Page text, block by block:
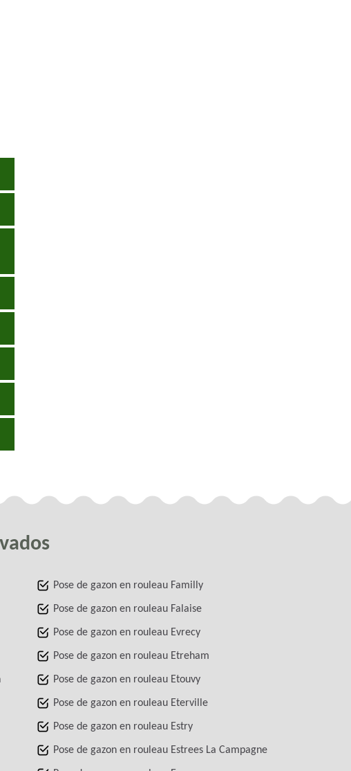
Pose de gazon en rouleau Familly
Pose de gazon en rouleau Falaise
Pose de gazon en rouleau Evrecy
Pose de gazon en rouleau Etreham
Pose de gazon en rouleau Etouvy
Pose de gazon en rouleau Eterville
Pose de gazon en rouleau Estry
Pose de gazon en rouleau Estrees La Campagne